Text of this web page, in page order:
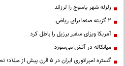
زلزله شهر یاسوج را لرزاند
۲ گزینه صنعا برای ریاض
آمریکا ویزای سفیر برزیل را باطل کرد
میانکاله در آتش می‌سوزد
گستره امپراتوری ایران در ۵ قرن پیش از میلاد؛ تصویری از ایران ۲۵ قرن پیش